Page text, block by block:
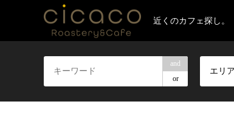
近くのカフェ探し。
and
or
エリ